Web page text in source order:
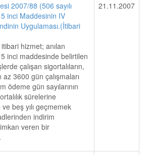
2007/88 (506 sayılı
inci Maddesinin IV
Uygulaması.(İtibari
hizmet; anılan
inci maddesinde belirtilen
çalışan sigortalıların,
3600 gün çalışmaları
ödeme gün sayılarının
sürelerine
beş yılı geçmemek
indirim
imkan veren bir
21.11.2007